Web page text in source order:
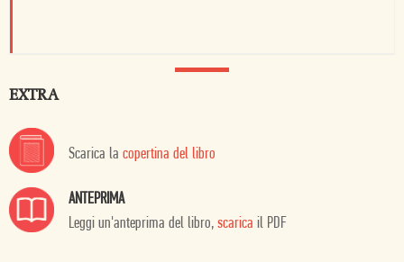
EXTRA
Scarica la copertina del libro
ANTEPRIMA
Leggi un'anteprima del libro, scarica il PDF